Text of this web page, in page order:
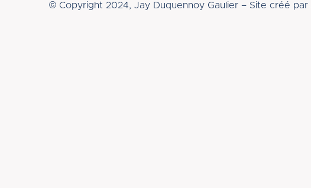
© Copyright 2024, Jay Duquennoy Gaulier – Site créé par